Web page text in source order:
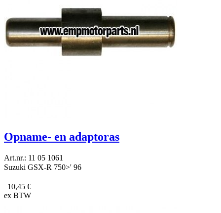
Opname- en adaptoras
Art.nr.: 11 05 1061
Suzuki GSX-R 750>' 96
10,45 €
ex BTW